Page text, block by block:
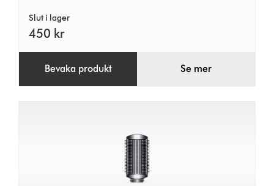
Slut i lager
450 kr
Bevaka produkt Se mer